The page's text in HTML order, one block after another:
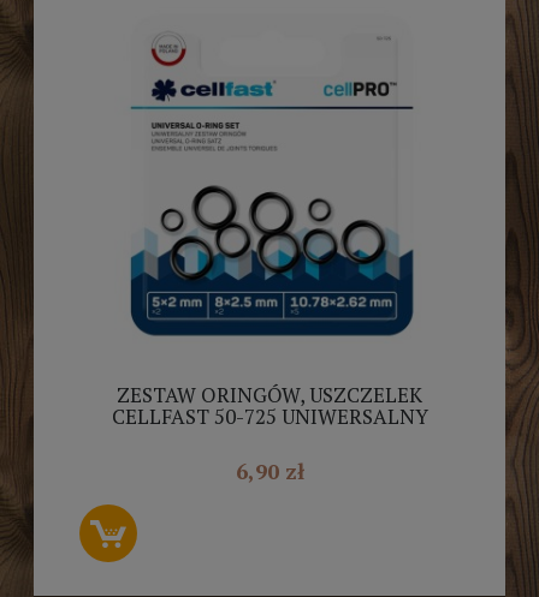
ZESTAW ORINGÓW, USZCZELEK
CELLFAST 50-725 UNIWERSALNY
6,90 zł